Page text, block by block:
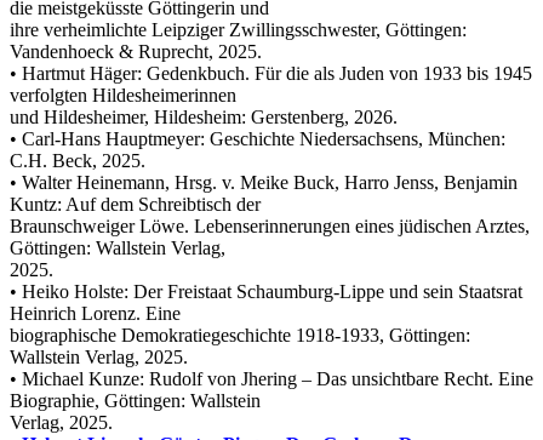
die meistgeküsste Göttingerin und
ihre verheimlichte Leipziger Zwillingsschwester, Göttingen:
Vandenhoeck & Ruprecht, 2025.
• Hartmut Häger: Gedenkbuch. Für die als Juden von 1933 bis 1945
verfolgten Hildesheimerinnen
und Hildesheimer, Hildesheim: Gerstenberg, 2026.
• Carl-Hans Hauptmeyer: Geschichte Niedersachsens, München:
C.H. Beck, 2025.
• Walter Heinemann, Hrsg. v. Meike Buck, Harro Jenss, Benjamin
Kuntz: Auf dem Schreibtisch der
Braunschweiger Löwe. Lebenserinnerungen eines jüdischen Arztes,
Göttingen: Wallstein Verlag,
2025.
• Heiko Holste: Der Freistaat Schaumburg-Lippe und sein Staatsrat
Heinrich Lorenz. Eine
biographische Demokratiegeschichte 1918-1933, Göttingen:
Wallstein Verlag, 2025.
• Michael Kunze: Rudolf von Jhering – Das unsichtbare Recht. Eine
Biographie, Göttingen: Wallstein
Verlag, 2025.